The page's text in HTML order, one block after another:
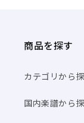
商品を探す
カテゴリから
国内楽譜から